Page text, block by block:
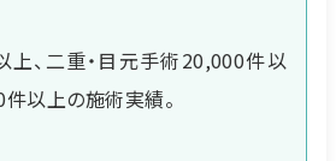
上、二重・目元手術20,000件以
以上の施術実績。